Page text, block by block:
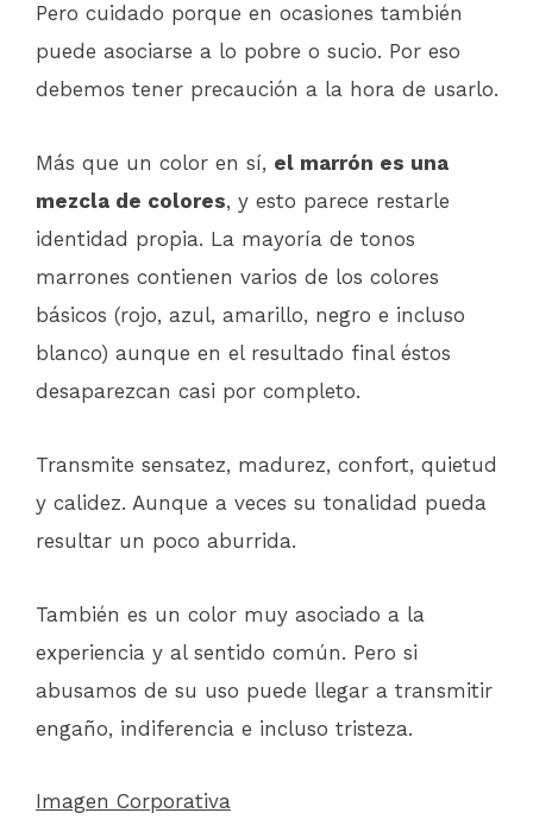
Pero cuidado porque en ocasiones también
puede asociarse a lo pobre o sucio. Por eso
debemos tener precaución a la hora de usarlo.
Más que un color en sí, el marrón es una
mezcla de colores, y esto parece restarle
identidad propia. La mayoría de tonos
marrones contienen varios de los colores
básicos (rojo, azul, amarillo, negro e incluso
blanco) aunque en el resultado final éstos
desaparezcan casi por completo.
Transmite sensatez, madurez, confort, quietud
y calidez. Aunque a veces su tonalidad pueda
resultar un poco aburrida.
También es un color muy asociado a la
experiencia y al sentido común. Pero si
abusamos de su uso puede llegar a transmitir
engaño, indiferencia e incluso tristeza.
Imagen Corporativa